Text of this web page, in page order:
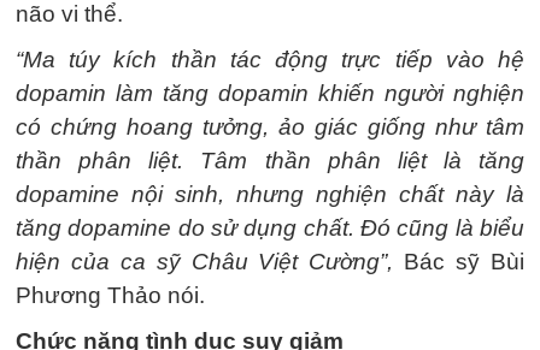
não vi thể.
“Ma túy kích thần tác động trực tiếp vào hệ
dopamin làm tăng dopamin khiến người nghiện
có chứng hoang tưởng, ảo giác giống như tâm
thần phân liệt. Tâm thần phân liệt là tăng
dopamine nội sinh, nhưng nghiện chất này là
tăng dopamine do sử dụng chất. Đó cũng là biểu
hiện của ca sỹ Châu Việt Cường”, Bác sỹ Bùi
Phương Thảo nói.
Chức năng tình dục suy giảm